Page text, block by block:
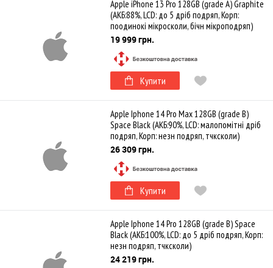
Apple iPhone 13 Pro 128GB (grade A) Graphite
(АКБ:88%, LCD: до 5 дріб подряп, Корп:
поодинокі мікросколи, бічн мікроподряп)
19 999 грн.
Купити
Apple Iphone 14 Pro Max 128GB (grade B)
Space Black (АКБ:90%, LCD: малопомітні дріб
подряп, Корп: незн подряп, тчксколи)
26 309 грн.
Купити
Apple Iphone 14 Pro 128GB (grade B) Space
Black (АКБ:100%, LCD: до 5 дріб подряп, Корп:
незн подряп, тчксколи)
24 219 грн.